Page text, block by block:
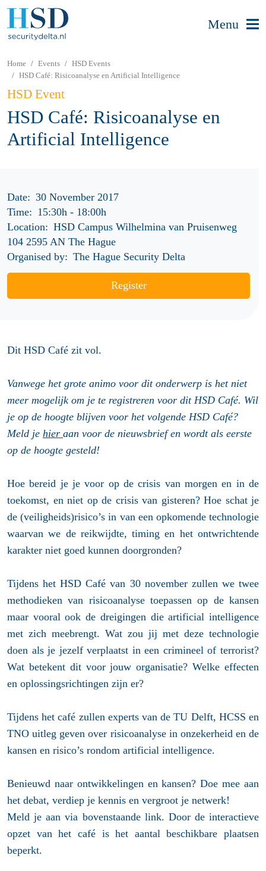
Menu
Home Events
HSD Events
HSD Café: Risicoanalyse en Artificial Intelligence
HSD Event
HSD Café: Risicoanalyse en
Artificial Intelligence
Date: 30 November 2017
Time: 15:30h- 18:00h
Location: HSD Campus Wilhelmina van Pruisenweg
104 2595 AN The Hague
Organised by: The Hague Security Delta
Register
Dit HSD Café zit vol.
Vanwege het grote animo voor dit onderwerp is het niet
meer mogelijk om je te registreren voor dit HSD Café. Wil
je op de hoogte blijven voor het volgende HSD Café?
Meld je hier aan voor de nieuwsbrief en wordt als eerste
op de hoogte gesteld!
Hoe bereid je je voor op de crisis van morgen en in de
toekomst, en niet op de crisis van gisteren? Hoe schat je
de (veiligheids)risico’s in van een opkomende technologie
waarvan we de reikwijdte, timing en het ontwrichtende
karakter niet goed kunnen doorgronden?
Tijdens het HSD Café van 30 november zullen we twee
methodieken van risicoanalyse toepassen op de kansen
maar vooral ook de dreigingen die artificial intelligence
met zich meebrengt. Wat zou jij met deze technologie
doen als je jezelf verplaatst in een crimineel of terrorist?
Wat betekent dit voor jouw organisatie? Welke effecten
en oplossingsrichtingen zijn er?
Tijdens het café zullen experts van de TU Delft, HCSS en
TNO uitleg geven over risicoanalyse in onzekerheid en de
kansen en risico’s rondom artificial intelligence.
Benieuwd naar ontwikkelingen en kansen? Doe mee aan
het debat, verdiep je kennis en vergroot je netwerk!
Meld je aan via bovenstaande link. Door de interactieve
opzet van het café is het aantal beschikbare plaatsen
beperkt.